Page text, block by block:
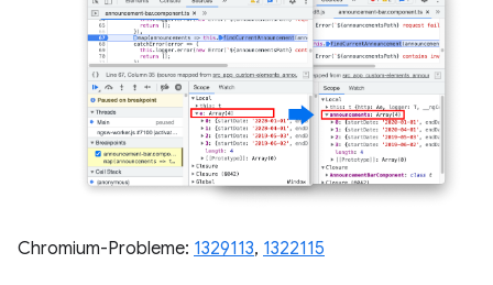
Chromium-Probleme: 1329113, 1322115